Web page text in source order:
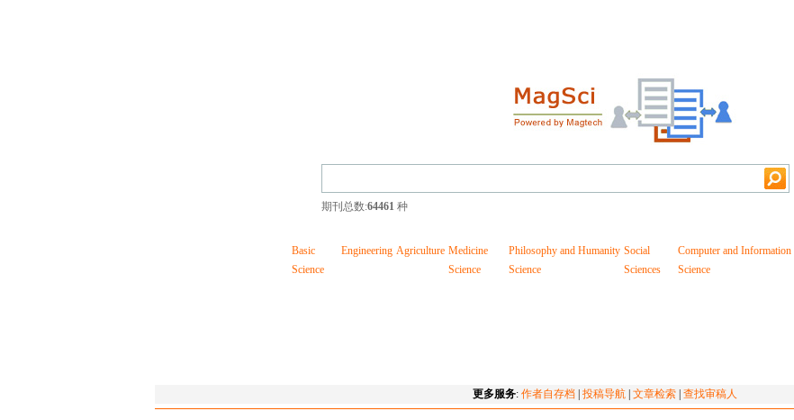
期刊总数:64461 种
Basic
Science
Engineering Agriculture Medicine
Science
Philosophy and Humanity
Science
Social
Sciences
Computer and Information
Science
更多服务: 作者自存档 投稿导航 文章检索 查找审稿人